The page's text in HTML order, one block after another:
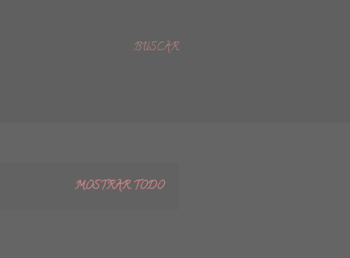
BUSCAR
MOSTRAR TODO